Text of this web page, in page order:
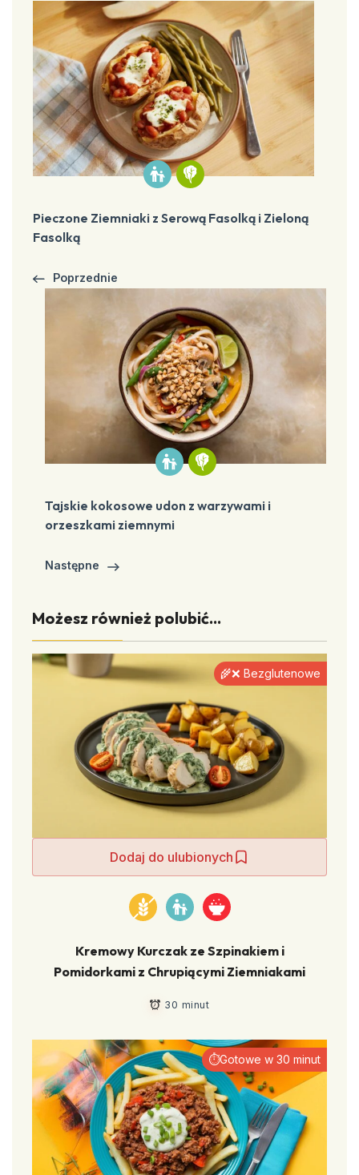
Pieczone Ziemniaki z Serową Fasolką i Zieloną
Fasolką
Poprzednie
Tajskie kokosowe udon z warzywami i
orzeszkami ziemnymi
Następne
Możesz również polubić...
Dodaj do ulubionych
🌾❌ Bezglutenowe
Kremowy Kurczak ze Szpinakiem i
Pomidorkami z Chrupiącymi Ziemniakami
30 minut
⏱Gotowe w 30 minut